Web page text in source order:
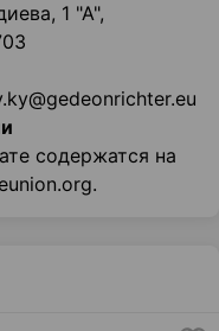
1 "А",
содержатся на